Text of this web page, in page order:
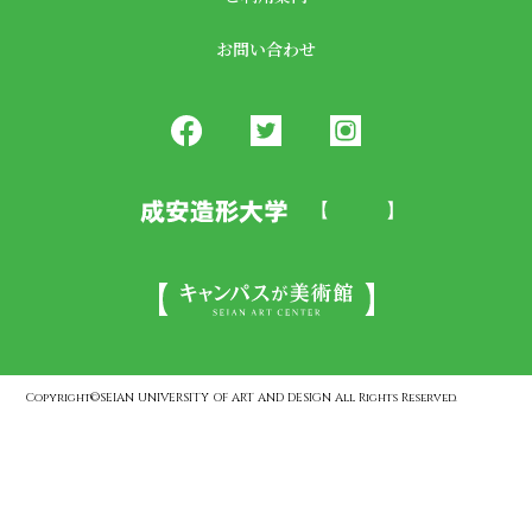
お問い合わせ
Copyright©SEIAN UNIVERSITY OF ART AND DESIGN All Rights Reserved.